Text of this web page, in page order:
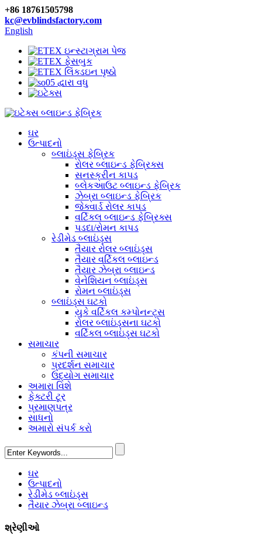
+86 18761505798
kc@evblindsfactory.com
English
ઘર
ઉત્પાદનો
બ્લાઇંડ્સ ફેબ્રિક
રોલર બ્લાઇન્ડ ફેબ્રિક્સ
સનસ્ક્રીન કાપડ
બ્લેકઆઉટ બ્લાઇન્ડ ફેબ્રિક
ઝેબ્રા બ્લાઇન્ડ ફેબ્રિક
જેક્વાર્ડ રોલર કાપડ
વર્ટિકલ બ્લાઇન્ડ ફેબ્રિક્સ
પડદા/રોમન કાપડ
રેડીમેડ બ્લાઇંડ્સ
તૈયાર રોલર બ્લાઇંડ્સ
તૈયાર વર્ટિકલ બ્લાઇન્ડ
તૈયાર ઝેબ્રા બ્લાઇન્ડ
વેનેશિયન બ્લાઇંડ્સ
રોમન બ્લાઇંડ્સ
બ્લાઇંડ્સ ઘટકો
યુકે વર્ટિકલ કમ્પોનન્ટ્સ
રોલર બ્લાઇંડ્સના ઘટકો
વર્ટિકલ બ્લાઇંડ્સ ઘટકો
સમાચાર
કંપની સમાચાર
પ્રદર્શન સમાચાર
ઉદ્યોગ સમાચાર
અમારા વિશે
ફેક્ટરી ટૂર
પ્રમાણપત્ર
સાધનો
અમારો સંપર્ક કરો
ઘર
ઉત્પાદનો
રેડીમેડ બ્લાઇંડ્સ
તૈયાર ઝેબ્રા બ્લાઇન્ડ
શ્રેણીઓ